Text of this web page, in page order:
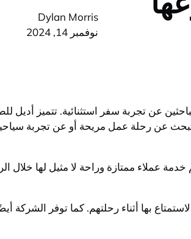
Dylan Morris
نوفمبر 14, 2024
عن تجربة سفر استثنائية. تتميز أديل
تبحث عن رحلة عمل مريحة أو عن تجربة
عملاء ممتازة وراحة لا مثيل لها خلال
بها أثناء رحلتهم. كما توفر الشركة